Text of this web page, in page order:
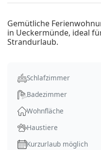
Gemütliche
in Ueckermünde, ideal
Strandurlaub.
Schlafzimmer
Badezimmer
Wohnfläche
Haustiere
Kurzurlaub möglich